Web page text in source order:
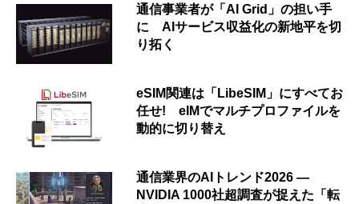
通信事業者が「AI Grid」の担い手
に AIサービス収益化の新地平を切
り拓く
eSIM関連は「LibeSIM」にすべてお
任せ! eIMでマルチプロファイルを
動的に切り替え
通信業界のAIトレンド2026 ―
NVIDIA 1000社超調査が捉えた「転